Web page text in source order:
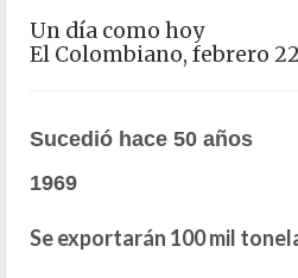
Un día como hoy
El Colombiano, febrero 22
Sucedió hace 50 años
1969
Se exportarán 100 mil